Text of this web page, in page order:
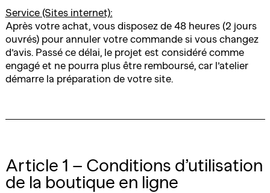
Service (Sites internet):
Après votre achat, vous disposez de 48 heures (2 jours
ouvrés) pour annuler votre commande si vous changez
d’avis. Passé ce délai, le projet est considéré comme
engagé et ne pourra plus être remboursé, car l’atelier
démarre la préparation de votre site.
Article 1 – Conditions d’utilisation
de la boutique en ligne